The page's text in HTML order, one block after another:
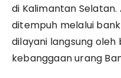
di Kalimantan
ditempuh melalui
dilayani langsung oleh
kebanggaan urang